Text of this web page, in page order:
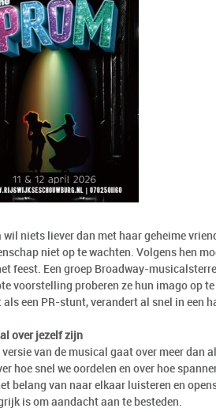
wil niets liever dan met haar geheime
niet op te wachten. Volgens hen
feest. Een groep Broadway-
voorstelling proberen ze hun imago op
als een PR-stunt, verandert al snel in een
over jezelf zijn
versie van de musical gaat over meer dan
hoe snel we oordelen en over hoe
belang van naar elkaar luisteren en
is om aandacht aan te besteden.